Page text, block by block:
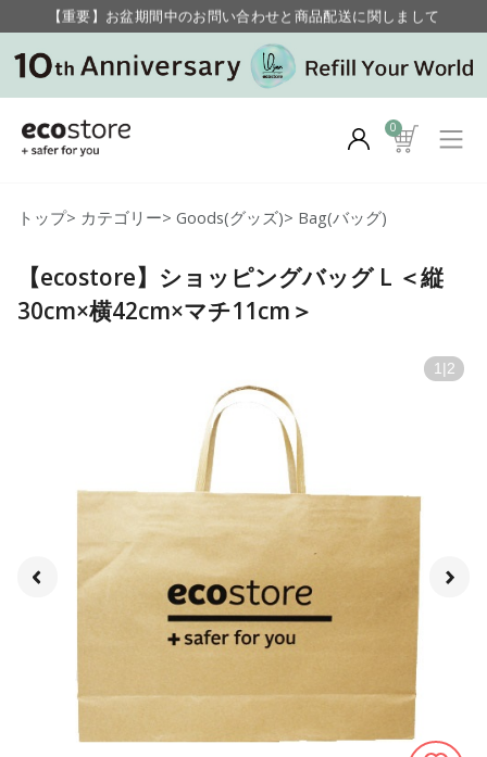
【重要】お盆期間中のお問い合わせと商品配送に関しまして
毎月お得にポイントが貯まる！ “月のポイントアップデー”
0
トップ> カテゴリー> Goods(グッズ)> Bag(バッグ)
【ecostore】ショッピングバッグ L ＜縦
30cm×横42cm×マチ11cm＞
1 | 2